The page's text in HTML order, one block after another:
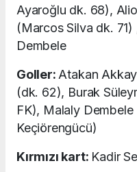
Ayaroğlu dk. 68),
(Marcos Silva dk.
Dembele
Goller: Atakan
(dk. 62), Burak
FK), Malaly
Keçiörengücü)
Kırmızı kart: Kadir